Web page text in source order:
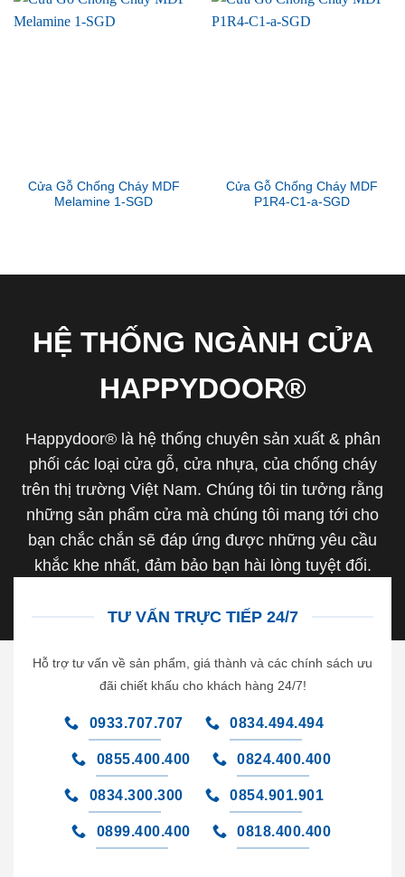
Cửa Gỗ Chống Cháy MDF
Melamine 1-SGD
Cửa Gỗ Chống Cháy MDF
P1R4-C1-a-SGD
HỆ THỐNG NGÀNH CỬA
HAPPYDOOR®
Happydoor® là hệ thống chuyên sản xuất & phân
phối các loại cửa gỗ, cửa nhựa, của chống cháy
trên thị trường Việt Nam. Chúng tôi tin tưởng rằng
những sản phẩm cửa mà chúng tôi mang tới cho
bạn chắc chắn sẽ đáp ứng được những yêu cầu
khắc khe nhất, đảm bảo bạn hài lòng tuyệt đối.
TƯ VẤN TRỰC TIẾP 24/7
Hỗ trợ tư vấn về sản phẩm, giá thành và các chính sách ưu
đãi chiết khấu cho khách hàng 24/7!
0933.707.707 0834.494.494
0855.400.400 0824.400.400
0834.300.300 0854.901.901
0899.400.400 0818.400.400